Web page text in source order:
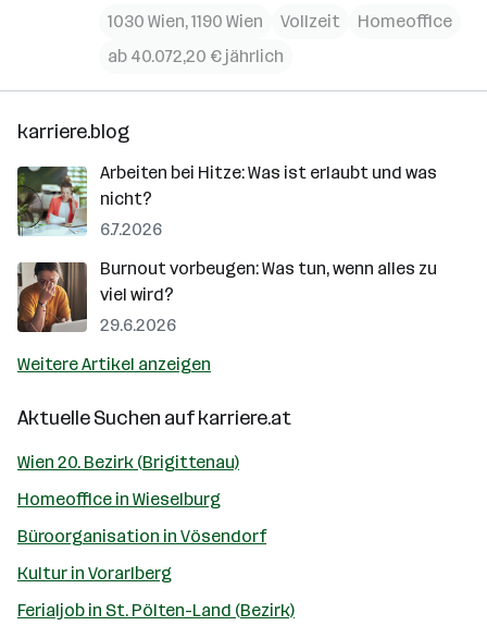
1030 Wien,1190 Wien Vollzeit
Homeoffice
ab 40.072,20 € jährlich
karriere.blog
Arbeiten bei Hitze: Was ist erlaubt und was
nicht?
6.7.2026
Burnout vorbeugen: Was tun, wenn alles zu
viel wird?
29.6.2026
Weitere Artikel anzeigen
Aktuelle Suchen aufkarriere.at
Wien 20. Bezirk (Brigittenau)
Homeoffice in Wieselburg
Büroorganisation in Vösendorf
Kultur in Vorarlberg
Ferialjob in St. Pölten-Land (Bezirk)